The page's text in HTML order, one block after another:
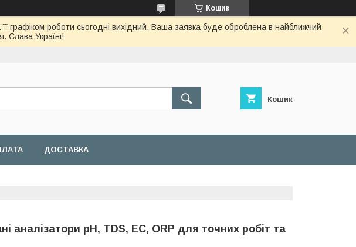
Кошик
графіком роботи сьогодні вихідний. Ваша заявка буде оброблена в найближчий
Слава Україні!
Кошик
ДОСТАВКА
аналізатори pH, TDS, EC, ORP для точних робіт та